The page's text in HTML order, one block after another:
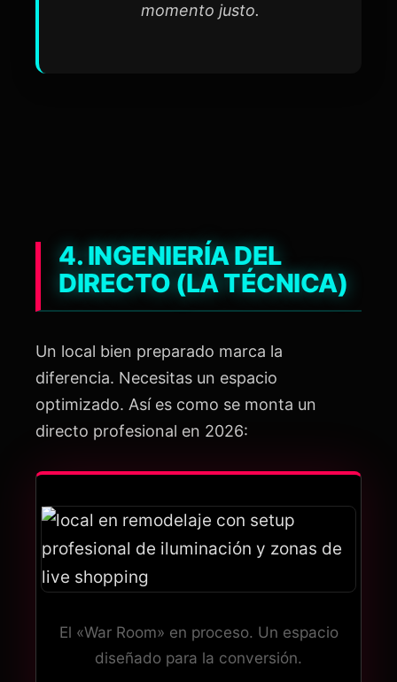
momento justo.
4. INGENIERÍA DEL
DIRECTO (LA TÉCNICA)
Un local bien preparado marca la
diferencia. Necesitas un espacio
optimizado. Así es como se monta un
directo profesional en 2026:
El «War Room» en proceso. Un espacio
diseñado para la conversión.